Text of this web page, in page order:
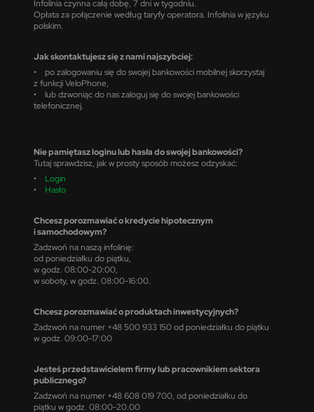
Infolinia czynna całą dobę, 7 dni w tygodniu.
Opłata za połączenie według taryfy operatora. Infolinia w języku
polskim.
Jak skontaktujesz się z nami najszybciej:
• po zalogowaniu się do swojej bankowości mobilnej skorzystaj
z funkcji VeloPhone,
• lub dzwoniąc do nas zaloguj się do swojej bankowości
telefonicznej.
Nie pamiętasz loginu lub hasła do swojej bankowości?
Tutaj sprawdzisz, jak w prosty sposób możesz odzyskać:
• Login
• Hasło
Chcesz porozmawiać o kredycie hipotecznym
i samochodowym?
Zadzwoń na naszą infolinię:
od poniedziałku do piątku,
w godz. 08:00-20:00,
w soboty, w godz. 08:00-16:00.
Chcesz porozmawiać o produktach inwestycyjnych?
Zadzwoń na numer +48 500 933 150 od poniedziałku do piątku
w godz. 09:00-17:00
Jesteś przedstawicielem firmy lub pracownikiem sektora
publicznego?
Zadzwoń na numer +48 608 019 700, od poniedziałku do
piątku w godz. 08:00-20.00